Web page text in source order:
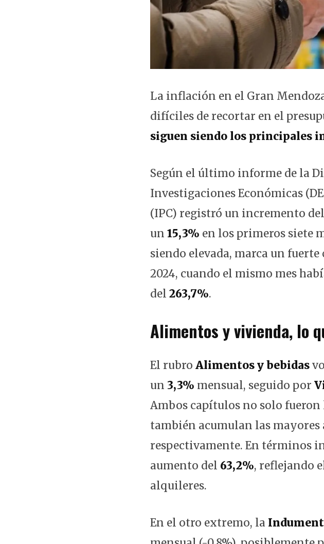
La inflación en el Gran
difíciles de recortar en el
siguen siendo los principales
Según el último informe de la
Investigaciones Económicas
(IPC) registró un incremento del
un 15,3% en los primeros siete
siendo elevada, marca un
2024, cuando el mismo mes
del 263,7%.
Alimentos y vivienda, lo
El rubro Alimentos y bebidas
un 3,3% mensual, seguido por
Ambos capítulos no solo
también acumulan las mayores
respectivamente. En términos
aumento del 63,2%, reflejando
alquileres.
En el otro extremo, la